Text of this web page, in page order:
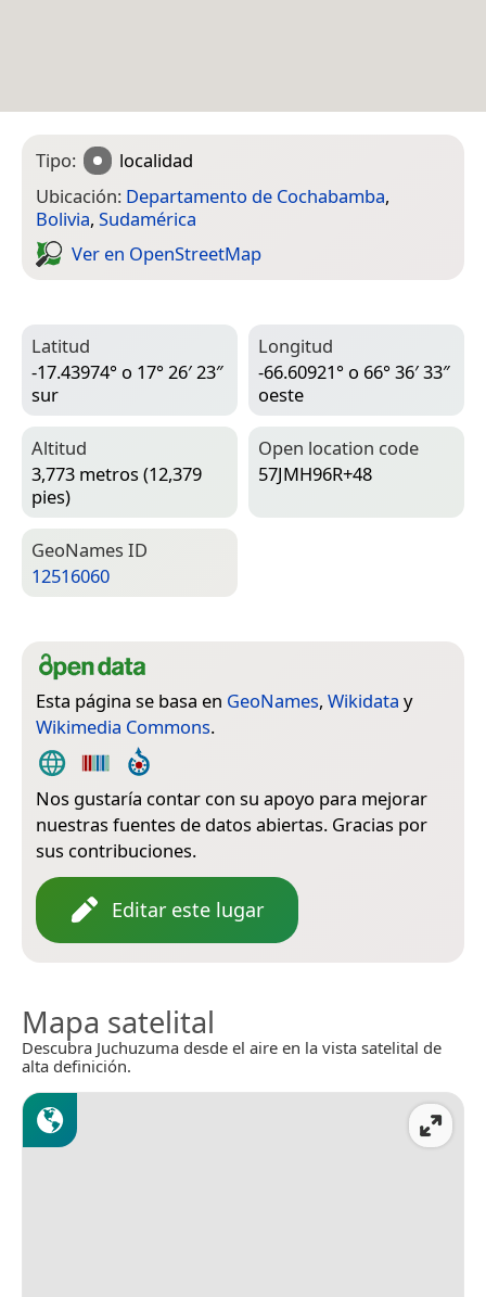
Tipo:
localidad
Ubicación: Departamento de Cochabamba,
Bolivia, Sudamérica
Ver en Open­Street­Map
Latitud
-17.43974° o 17° 26′ 23″
sur
Longitud
-66.60921° o 66° 36′ 33″
oeste
Altitud
3,773 metros (12,379
pies)
Open location code
57JMH96R+48
Geo­Names ID
12516060
Esta página se basa en GeoNames, Wikidata y
Wikimedia Commons.
Nos gustaría contar con su apoyo para mejorar
nuestras fuentes de datos abiertas. Gracias por
sus contribuciones.
Editar este lugar
Mapa satelital
Descubra Juchuzuma desde el aire en la vista satelital de
alta definición.